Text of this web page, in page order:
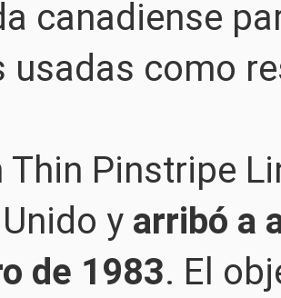
canadiense
usadas como
Thin Pinstripe
y arribó a
de 1983. El